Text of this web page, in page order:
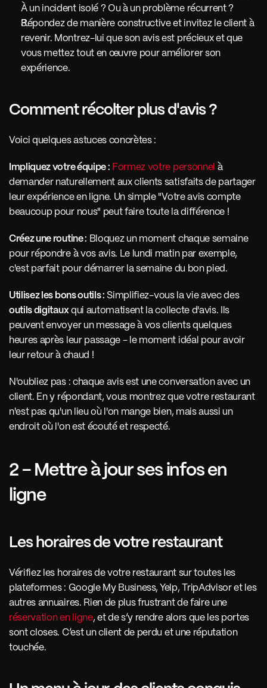
À un incident isolé ? Ou à un problème récurrent ?
Répondez de manière constructive et invitez le client à
revenir. Montrez-lui que son avis est précieux et que
vous mettez tout en œuvre pour améliorer son
expérience.
Comment récolter plus d'avis ?
Voici quelques astuces concrètes :
Impliquez votre équipe : Formez votre personnel à
demander naturellement aux clients satisfaits de partager
leur expérience en ligne. Un simple "Votre avis compte
beaucoup pour nous" peut faire toute la différence !
Créez une routine : Bloquez un moment chaque semaine
pour répondre à vos avis. Le lundi matin par exemple,
c'est parfait pour démarrer la semaine du bon pied.
Utilisez les bons outils :
Simplifiez-vous la vie avec des
outils digitaux qui automatisent la collecte d'avis. Ils
peuvent envoyer un message à vos clients quelques
heures après leur passage - le moment idéal pour avoir
leur retour à chaud !
N'oubliez pas : chaque avis est une conversation avec un
client. En y répondant, vous montrez que votre restaurant
n'est pas qu'un lieu où l'on mange bien, mais aussi un
endroit où l'on est écouté et respecté.
2 - Mettre à jour ses infos en
ligne
Les horaires de votre restaurant
Vérifiez les horaires de votre restaurant sur toutes les
plateformes : Google My Business, Yelp, TripAdvisor et les
autres annuaires. Rien de plus frustrant de faire une
réservation en ligne, et de s’y rendre alors que les portes
sont closes. C’est un client de perdu et une réputation
touchée.